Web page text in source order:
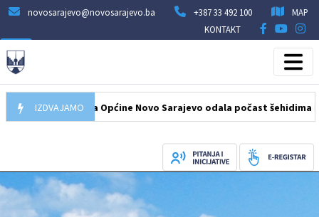
novosarajevo@novosarajevo.ba +387 33 492 100
MAP
KONTAKT
IZDVAJAMO
Delegacija Općine Novo Sarajevo odala počast šehidima i